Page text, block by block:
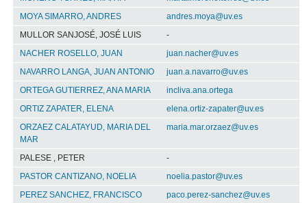
MOYA SIMARRO, ANDRES
andres.moya@uv.es
MULLOR SANJOSÉ, JOSÉ LUIS
-
NACHER ROSELLO, JUAN
juan.nacher@uv.es
NAVARRO LANGA, JUAN ANTONIO
juan.a.navarro@uv.es
ORTEGA GUTIERREZ, ANA MARIA
incliva.ana.ortega
ORTIZ ZAPATER, ELENA
elena.ortiz-zapater@uv.es
ORZAEZ CALATAYUD, MARIA DEL
MAR
maria.mar.orzaez@uv.es
PALESE , PETER
-
PASTOR CANTIZANO, NOELIA
noelia.pastor@uv.es
PEREZ SANCHEZ, FRANCISCO
paco.perez-sanchez@uv.es